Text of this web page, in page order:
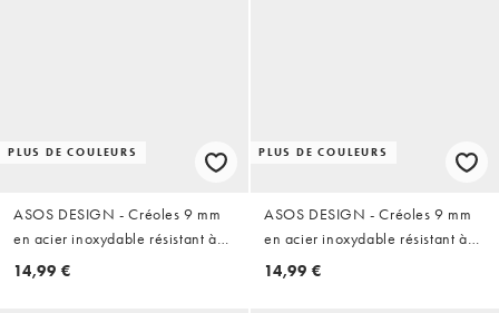
PLUS DE COULEURS
ASOS DESIGN - Créoles 9 mm
en acier inoxydable résistant à
l'eau - Argenté
14,99 €
PLUS DE COULEURS
ASOS DESIGN - Créoles 9 mm
en acier inoxydable résistant à
l'eau - Argenté
14,99 €